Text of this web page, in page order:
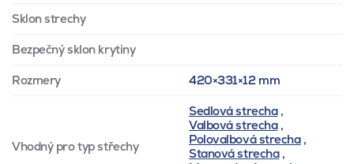
Sklon strechy
Bezpečný sklon krytiny
Rozmery 420×331×12 mm
Vhodný pro typ střechy
Sedlová strecha,
Valbová strecha,
Polovalbová strecha,
Stanová strecha,